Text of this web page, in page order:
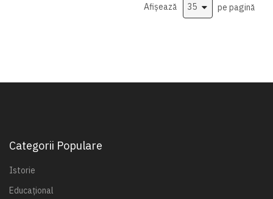
Afișează pe pagină
Categorii Populare
Istorie
Educațional